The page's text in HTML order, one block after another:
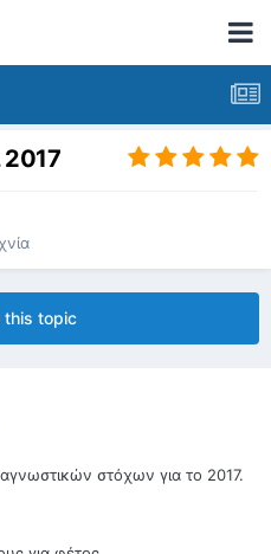
2017
this topic
στόχων για το 2017.